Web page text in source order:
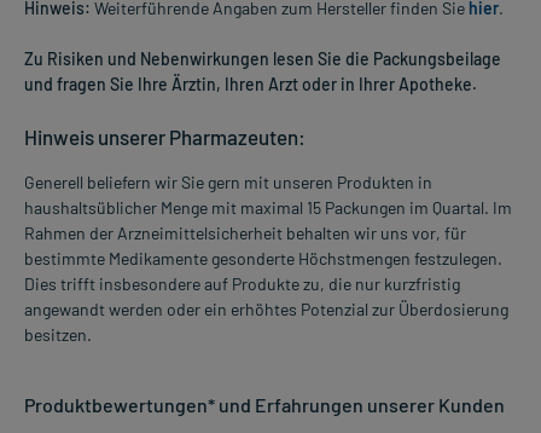
Hinweis: Weiterführende Angaben zum Hersteller finden Sie hier.
Zu Risiken und Nebenwirkungen lesen Sie die Packungsbeilage
und fragen Sie Ihre Ärztin, Ihren Arzt oder in Ihrer Apotheke.
Hinweis unserer Pharmazeuten:
Generell beliefern wir Sie gern mit unseren Produkten in
haushaltsüblicher Menge mit maximal 15 Packungen im Quartal. Im
Rahmen der Arzneimittelsicherheit behalten wir uns vor, für
bestimmte Medikamente gesonderte Höchstmengen festzulegen.
Dies trifft insbesondere auf Produkte zu, die nur kurzfristig
angewandt werden oder ein erhöhtes Potenzial zur Überdosierung
besitzen.
Produktbewertungen* und Erfahrungen unserer Kunden